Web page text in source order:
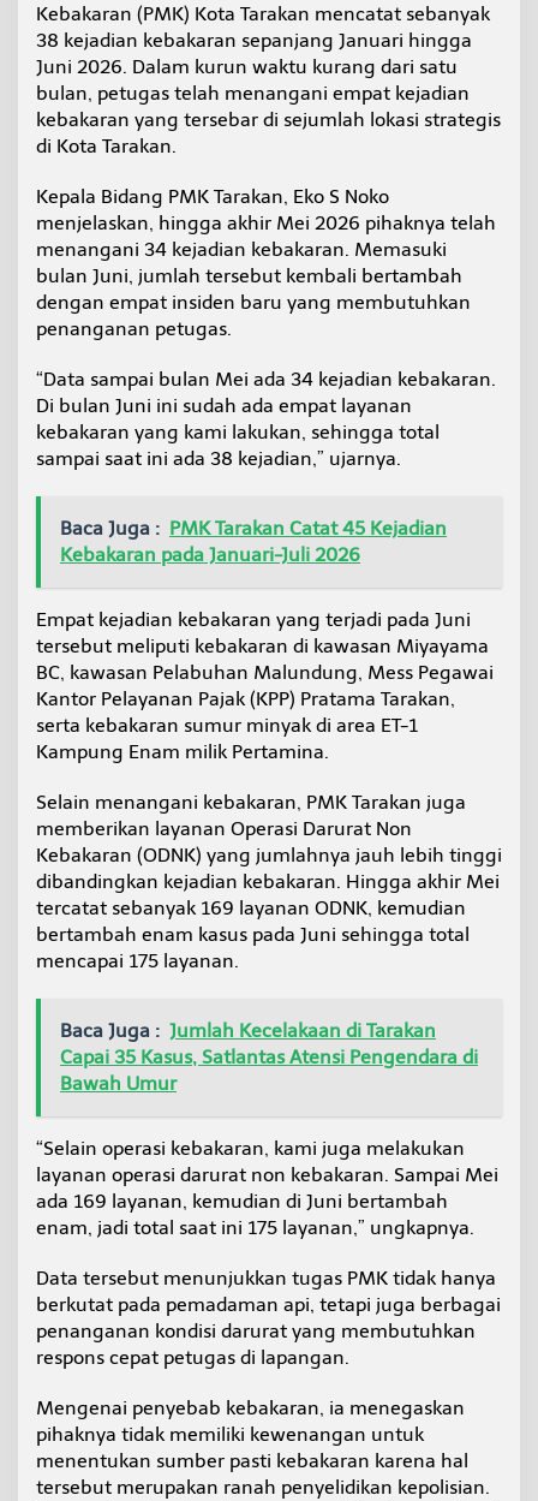
n
T
a
n
a
3
8
K
a
s
u
s
b
a
k
a
n
Kebakaran (PMK) Kota Tarakan mencatat sebanyak
38 kejadian kebakaran sepanjang Januari hingga
Juni 2026. Dalam kurun waktu kurang dari satu
bulan, petugas telah menangani empat kejadian
kebakaran yang tersebar di sejumlah lokasi strategis
di Kota Tarakan.
Kepala Bidang PMK Tarakan, Eko S Noko
menjelaskan, hingga akhir Mei 2026 pihaknya telah
menangani 34 kejadian kebakaran. Memasuki
bulan Juni, jumlah tersebut kembali bertambah
dengan empat insiden baru yang membutuhkan
penanganan petugas.
“Data sampai bulan Mei ada 34 kejadian kebakaran.
Di bulan Juni ini sudah ada empat layanan
kebakaran yang kami lakukan, sehingga total
sampai saat ini ada 38 kejadian,” ujarnya.
Baca Juga : PMK Tarakan Catat 45 Kejadian
Kebakaran pada Januari-Juli 2026
Empat kejadian kebakaran yang terjadi pada Juni
tersebut meliputi kebakaran di kawasan Miyayama
BC, kawasan Pelabuhan Malundung, Mess Pegawai
Kantor Pelayanan Pajak (KPP) Pratama Tarakan,
serta kebakaran sumur minyak di area ET-1
Kampung Enam milik Pertamina.
Selain menangani kebakaran, PMK Tarakan juga
memberikan layanan Operasi Darurat Non
Kebakaran (ODNK) yang jumlahnya jauh lebih tinggi
dibandingkan kejadian kebakaran. Hingga akhir Mei
tercatat sebanyak 169 layanan ODNK, kemudian
bertambah enam kasus pada Juni sehingga total
mencapai 175 layanan.
Baca Juga : Jumlah Kecelakaan di Tarakan
Capai 35 Kasus, Satlantas Atensi Pengendara di
Bawah Umur
“Selain operasi kebakaran, kami juga melakukan
layanan operasi darurat non kebakaran. Sampai Mei
ada 169 layanan, kemudian di Juni bertambah
enam, jadi total saat ini 175 layanan,” ungkapnya.
Data tersebut menunjukkan tugas PMK tidak hanya
berkutat pada pemadaman api, tetapi juga berbagai
penanganan kondisi darurat yang membutuhkan
respons cepat petugas di lapangan.
Mengenai penyebab kebakaran, ia menegaskan
pihaknya tidak memiliki kewenangan untuk
menentukan sumber pasti kebakaran karena hal
tersebut merupakan ranah penyelidikan kepolisian.